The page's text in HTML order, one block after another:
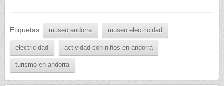
Etiquetas: museo andorra museo electricidad
electricidad actividad con niños en andorra
turismo en andorra